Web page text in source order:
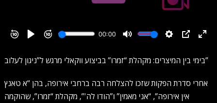
בימי בין המיצרים: מקהלת “זמרו” בביצוע ווקאלי מרגש ל”ניגון לעלוב”
אחרי סדרת הפקות שזכו להצלחה רבה ברחבי אירופה, בהן “א טאנץ
אין אירופה”, “אני מאמין” ו”הודו לה'”, מקהלת “זמרו”, שהוקמה